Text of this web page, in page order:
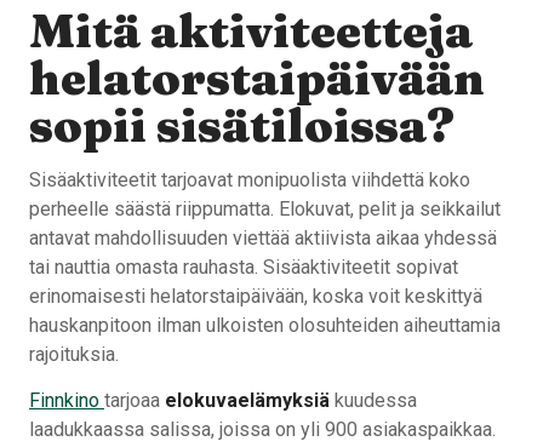
Mitä aktiviteetteja
helatorstaipäivään
sopii sisätiloissa?
Sisäaktiviteetit tarjoavat monipuolista viihdettä koko
perheelle säästä riippumatta. Elokuvat, pelit ja seikkailut
antavat mahdollisuuden viettää aktiivista aikaa yhdessä
tai nauttia omasta rauhasta. Sisäaktiviteetit sopivat
erinomaisesti helatorstaipäivään, koska voit keskittyä
hauskanpitoon ilman ulkoisten olosuhteiden aiheuttamia
rajoituksia.
Finnkino tarjoaa elokuvaelämyksiä kuudessa
laadukkaassa salissa, joissa on yli 900 asiakaspaikkaa.